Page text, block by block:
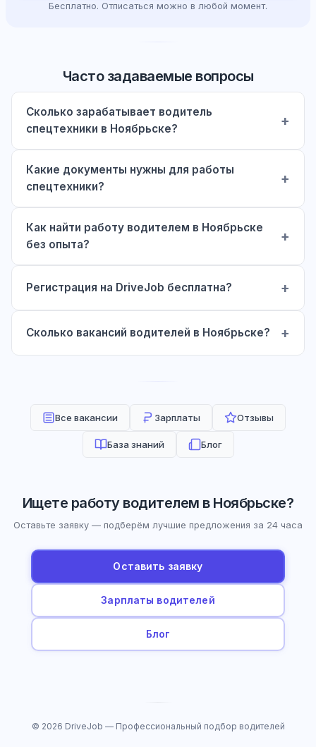
Бесплатно. Отписаться можно в любой момент.
Часто задаваемые вопросы
Сколько зарабатывает водитель
спецтехники в Ноябрьске?
Какие документы нужны для работы
спецтехники?
Как найти работу водителем в Ноябрьске
без опыта?
Регистрация на DriveJob бесплатна?
Сколько вакансий водителей в Ноябрьске?
Все вакансии Зарплаты Отзывы
База знаний Блог
Ищете работу водителем в Ноябрьске?
Оставьте заявку — подберём лучшие предложения за 24 часа
Оставить заявку
Зарплаты водителей
Блог
© 2026 DriveJob — Профессиональный подбор водителей